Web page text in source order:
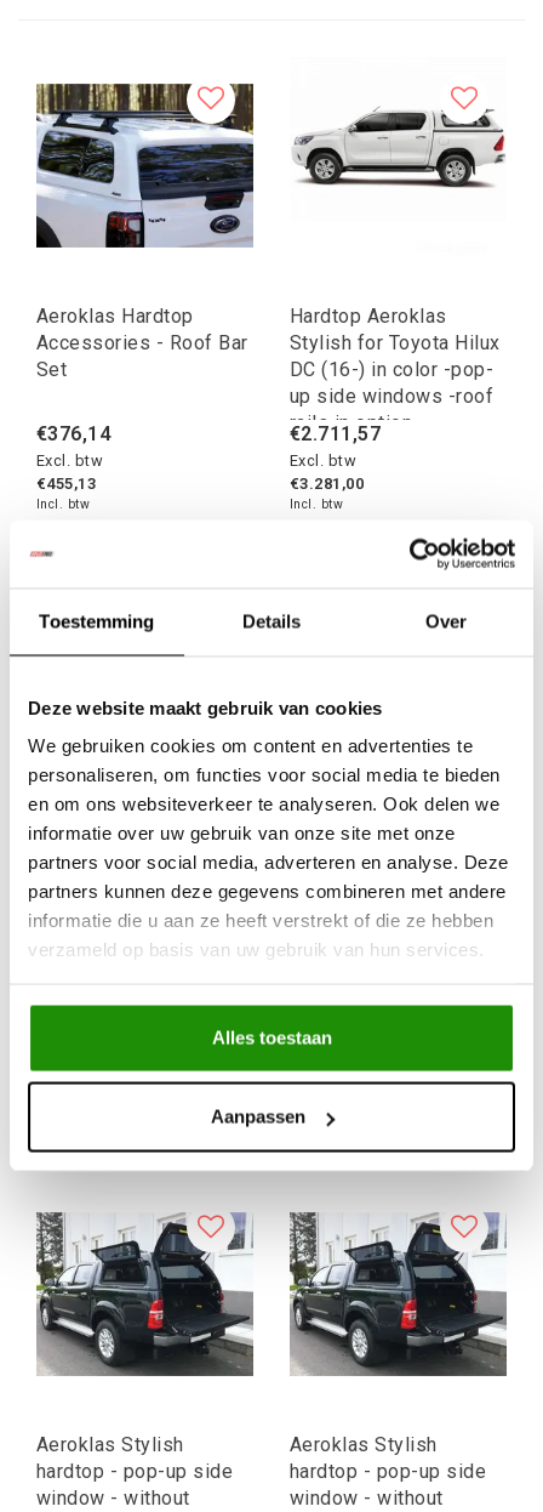
Toestemming Details Over
Deze website maakt gebruik van cookies
We gebruiken cookies om content en advertenties te
personaliseren, om functies voor social media te bieden
en om ons websiteverkeer te analyseren. Ook delen we
informatie over uw gebruik van onze site met onze
partners voor social media, adverteren en analyse. Deze
partners kunnen deze gegevens combineren met andere
informatie die u aan ze heeft verstrekt of die ze hebben
verzameld op basis van uw gebruik van hun services.
Alles toestaan
Aanpassen
Aeroklas Hardtop
Accessories - Roof Bar
Set
€376,14
Excl. btw
€455,13
Incl. btw
Hardtop Aeroklas
Stylish for Toyota Hilux
DC (16-) in color -pop-
up side windows -roof
rails in option
€2.711,57
Excl. btw
€3.281,00
Incl. btw
Aeroklas Hardtop
Accessories - Roof Rail
900mm
€145,23
Aeroklas Stylish
hardtop - pop-up side
window - painted - Ford
D/C 2012-2022
€2.555,98
Aeroklas Stylish
hardtop - pop-up side
window - without
Aeroklas Stylish
hardtop - pop-up side
window - without